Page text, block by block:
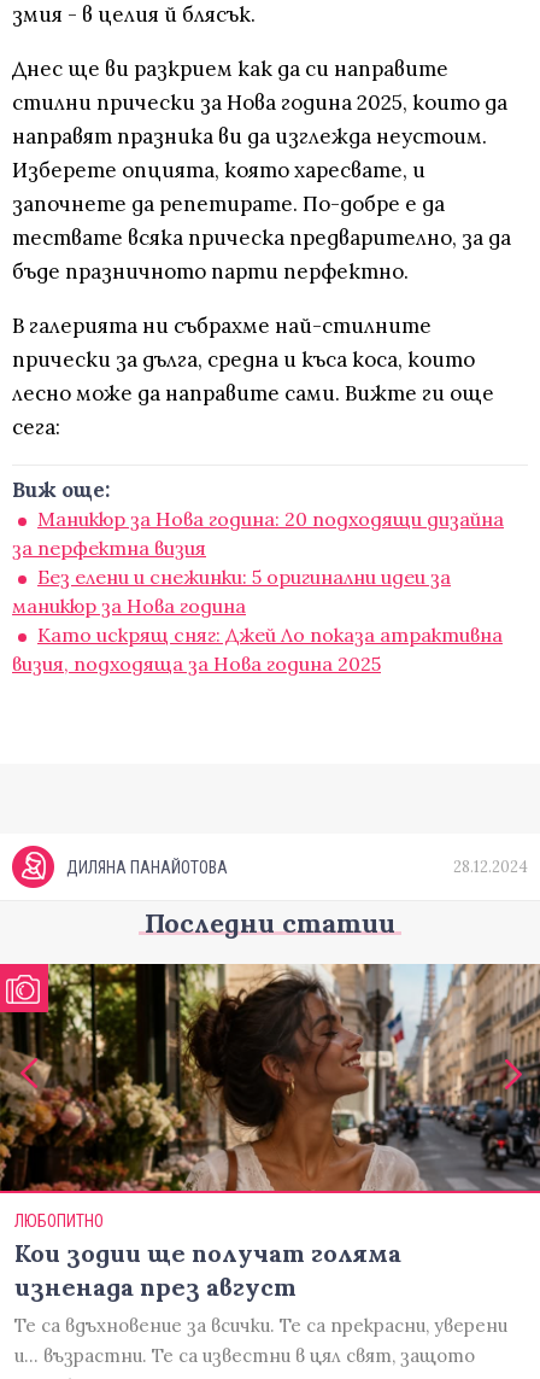
змия - в целия й блясък.
Днес ще ви разкрием как да си направите
стилни прически за Нова година 2025, които да
направят празника ви да изглежда неустоим.
Изберете опцията, която харесвате, и
започнете да репетирате. По-добре е да
тествате всяка прическа предварително, за да
бъде празничното парти перфектно.
В галерията ни събрахме най-стилните
прически за дълга, средна и къса коса, които
лесно може да направите сами. Вижте ги още
сега:
Виж още:
Маникюр за Нова година: 20 подходящи дизайна
за перфектна визия
Без елени и снежинки: 5 оригинални идеи за
маникюр за Нова година
Като искрящ сняг: Джей Ло показа атрактивна
визия, подходяща за Нова година 2025
ДИЛЯНА ПАНАЙОТОВА 28.12.2024
Последни статии
ЛЮБОПИТНО
Кои зодии ще получат голяма
изненада през август
Те са вдъхновение за всички. Те са прекрасни, уверени
и... възрастни. Те са известни в цял свят, защото